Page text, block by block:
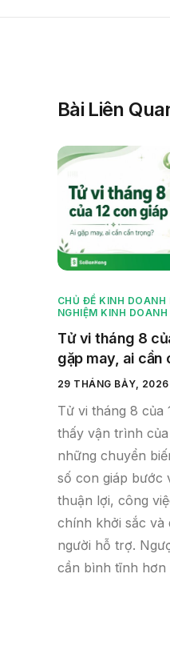
Bài Liên
CHỦ ĐỀ KINH DOANH
NGHIỆM KINH DOANH
Tử vi tháng 8
gặp may, ai cần
29 THÁNG BẢY, 2026
Tử vi tháng 8 của
thấy vận trình
những chuyển
số con giáp bước
thuận lợi, công
chính khởi sắc và
người hỗ trợ.
cần bình tĩnh